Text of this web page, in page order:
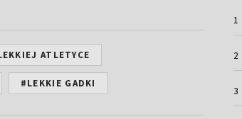
ATLETYCE
#LEKKIE GADKI
1
2
3